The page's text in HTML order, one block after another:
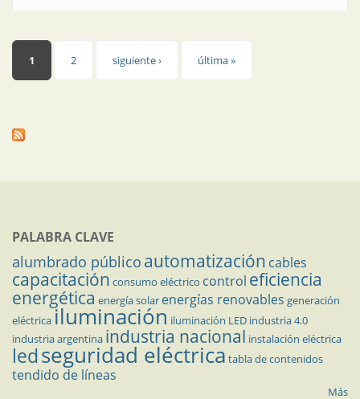
Páginas
1 2 siguiente › última »
PALABRA CLAVE
alumbrado público automatización cables
capacitación consumo eléctrico control eficiencia
energética energía solar energías renovables generación
eléctricailuminación iluminación LED industria 4.0
industria argentina industria nacional instalación eléctrica
ledseguridad eléctrica tabla de contenidos
tendido de líneas
Más